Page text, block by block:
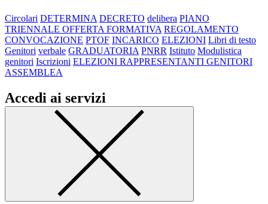
Circolari DETERMINA DECRETO delibera PIANO
TRIENNALE OFFERTA FORMATIVA REGOLAMENTO
CONVOCAZIONE PTOF INCARICO ELEZIONI Libri di testo
Genitori verbale GRADUATORIA PNRR Istituto Modulistica
genitori Iscrizioni ELEZIONI RAPPRESENTANTI GENITORI
ASSEMBLEA
Accedi ai servizi